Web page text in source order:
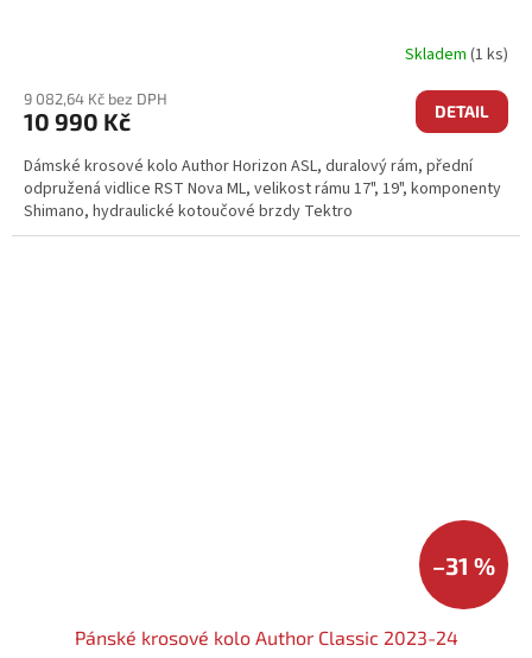
Skladem (1 ks)
9 082,64 Kč bez DPH
10 990 Kč DETAIL
Dámské krosové kolo Author Horizon ASL, duralový rám, přední
odpružená vidlice RST Nova ML, velikost rámu 17", 19", komponenty
Shimano, hydraulické kotoučové brzdy Tektro
–31 %
Pánské krosové kolo Author Classic 2023-24